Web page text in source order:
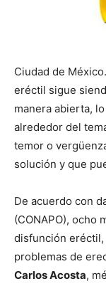
Ciudad de
eréctil sigue
manera abierta,
alrededor del
temor o
solución y que
De acuerdo con
(CONAPO), ocho
disfunción
problemas de
Carlos Acosta,